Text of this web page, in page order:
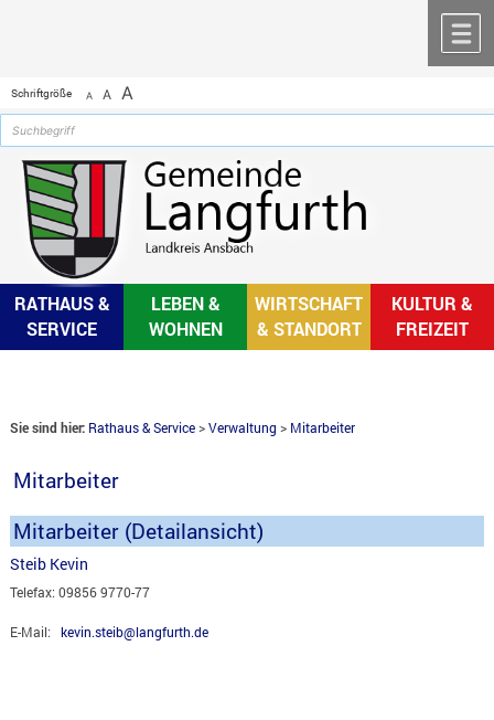
Schriftgröße A A A
RATHAUS &
SERVICE
LEBEN &
WOHNEN
WIRTSCHAFT
& STANDORT
KULTUR &
FREIZEIT
Sie sind hier: Rathaus & Service>Verwaltung > Mitarbeiter
Mitarbeiter
Mitarbeiter (Detailansicht)
Steib Kevin
Telefax: 09856 9770-77
E-Mail: kevin.steib@langfurth.de